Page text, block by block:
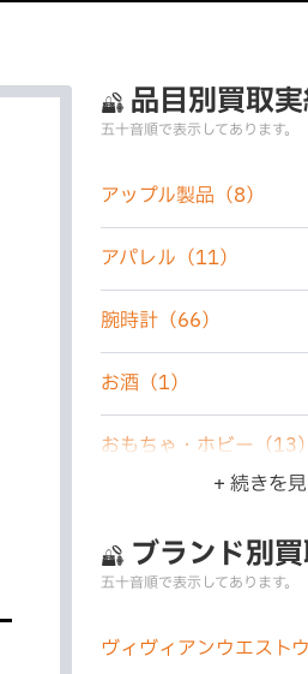
品目別買取
五十音順で表示してあります。
アップル製品 （8）
アパレル （11）
腕時計 （66）
お酒 （1）
おもちゃ・ホビー （13）
家電製品（6）
カメラ
+ 続きを
ブランド別
五十音順で表示してあります。
ヴィヴィアンウエスト